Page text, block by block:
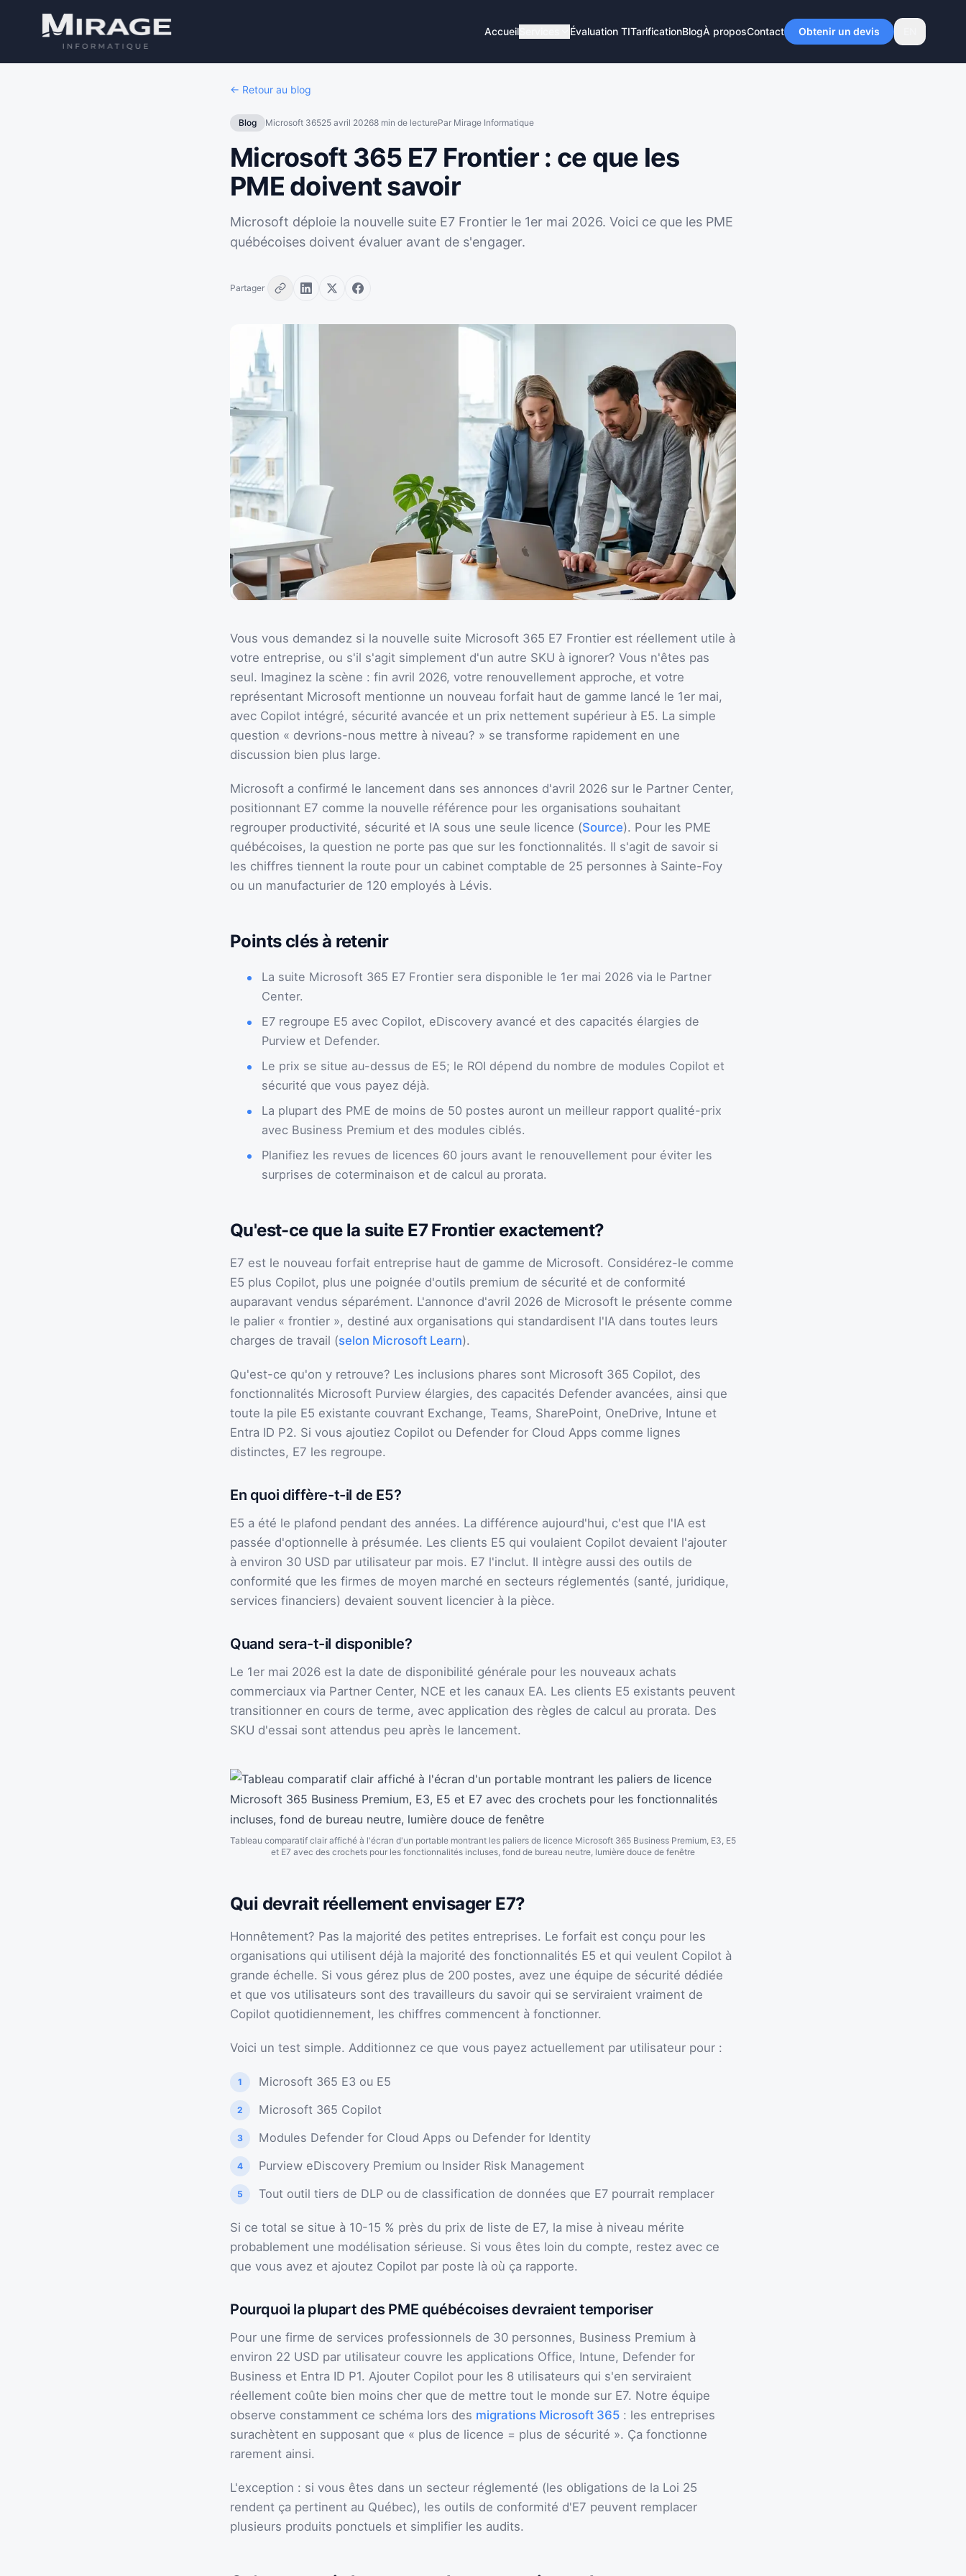
Accueil Évaluation TITarificationBlogÀ proposContact Obtenir un devis
← Retour au blog
Blog Microsoft 36525 avril 20268 min de lecturePar Mirage Informatique
Microsoft 365 E7 Frontier : ce que les
PME doivent savoir
Microsoft déploie la nouvelle suite E7 Frontier le 1er mai 2026. Voici ce que les PME
québécoises doivent évaluer avant de s'engager.
Partager
Vous vous demandez si la nouvelle suite Microsoft 365 E7 Frontier est réellement utile à
votre entreprise, ou s'il s'agit simplement d'un autre SKU à ignorer? Vous n'êtes pas
seul. Imaginez la scène : fin avril 2026, votre renouvellement approche, et votre
représentant Microsoft mentionne un nouveau forfait haut de gamme lancé le 1er mai,
avec Copilot intégré, sécurité avancée et un prix nettement supérieur à E5. La simple
question « devrions-nous mettre à niveau? » se transforme rapidement en une
discussion bien plus large.
Microsoft a confirmé le lancement dans ses annonces d'avril 2026 sur le Partner Center,
positionnant E7 comme la nouvelle référence pour les organisations souhaitant
regrouper productivité, sécurité et IA sous une seule licence (Source). Pour les PME
québécoises, la question ne porte pas que sur les fonctionnalités. Il s'agit de savoir si
les chiffres tiennent la route pour un cabinet comptable de 25 personnes à Sainte-Foy
ou un manufacturier de 120 employés à Lévis.
Points clés à retenir
La suite Microsoft 365 E7 Frontier sera disponible le 1er mai 2026 via le Partner
Center.
E7 regroupe E5 avec Copilot, eDiscovery avancé et des capacités élargies de
Purview et Defender.
Le prix se situe au-dessus de E5; le ROI dépend du nombre de modules Copilot et
sécurité que vous payez déjà.
La plupart des PME de moins de 50 postes auront un meilleur rapport qualité-prix
avec Business Premium et des modules ciblés.
Planifiez les revues de licences 60 jours avant le renouvellement pour éviter les
surprises de coterminaison et de calcul au prorata.
Qu'est-ce que la suite E7 Frontier exactement?
E7 est le nouveau forfait entreprise haut de gamme de Microsoft. Considérez-le comme
E5 plus Copilot, plus une poignée d'outils premium de sécurité et de conformité
auparavant vendus séparément. L'annonce d'avril 2026 de Microsoft le présente comme
le palier « frontier », destiné aux organisations qui standardisent l'IA dans toutes leurs
charges de travail (selon Microsoft Learn).
Qu'est-ce qu'on y retrouve? Les inclusions phares sont Microsoft 365 Copilot, des
fonctionnalités Microsoft Purview élargies, des capacités Defender avancées, ainsi que
toute la pile E5 existante couvrant Exchange, Teams, SharePoint, OneDrive, Intune et
Entra ID P2. Si vous ajoutiez Copilot ou Defender for Cloud Apps comme lignes
distinctes, E7 les regroupe.
En quoi diffère-t-il de E5?
E5 a été le plafond pendant des années. La différence aujourd'hui, c'est que l'IA est
passée d'optionnelle à présumée. Les clients E5 qui voulaient Copilot devaient l'ajouter
à environ 30 USD par utilisateur par mois. E7 l'inclut. Il intègre aussi des outils de
conformité que les firmes de moyen marché en secteurs réglementés (santé, juridique,
services financiers) devaient souvent licencier à la pièce.
Quand sera-t-il disponible?
Le 1er mai 2026 est la date de disponibilité générale pour les nouveaux achats
commerciaux via Partner Center, NCE et les canaux EA. Les clients E5 existants peuvent
transitionner en cours de terme, avec application des règles de calcul au prorata. Des
SKU d'essai sont attendus peu après le lancement.
Tableau comparatif clair affiché à l'écran d'un portable montrant les paliers de licence Microsoft 365 Business Premium, E3, E5
et E7 avec des crochets pour les fonctionnalités incluses, fond de bureau neutre, lumière douce de fenêtre
Qui devrait réellement envisager E7?
Honnêtement? Pas la majorité des petites entreprises. Le forfait est conçu pour les
organisations qui utilisent déjà la majorité des fonctionnalités E5 et qui veulent Copilot à
grande échelle. Si vous gérez plus de 200 postes, avez une équipe de sécurité dédiée
et que vos utilisateurs sont des travailleurs du savoir qui se serviraient vraiment de
Copilot quotidiennement, les chiffres commencent à fonctionner.
Voici un test simple. Additionnez ce que vous payez actuellement par utilisateur pour :
Microsoft 365 E3 ou E5
Microsoft 365 Copilot
Modules Defender for Cloud Apps ou Defender for Identity
Purview eDiscovery Premium ou Insider Risk Management
Tout outil tiers de DLP ou de classification de données que E7 pourrait remplacer
Si ce total se situe à 10-15 % près du prix de liste de E7, la mise à niveau mérite
probablement une modélisation sérieuse. Si vous êtes loin du compte, restez avec ce
que vous avez et ajoutez Copilot par poste là où ça rapporte.
Pourquoi la plupart des PME québécoises devraient temporiser
Pour une firme de services professionnels de 30 personnes, Business Premium à
environ 22 USD par utilisateur couvre les applications Office, Intune, Defender for
Business et Entra ID P1. Ajouter Copilot pour les 8 utilisateurs qui s'en serviraient
réellement coûte bien moins cher que de mettre tout le monde sur E7. Notre équipe
observe constamment ce schéma lors des migrations Microsoft 365 : les entreprises
surachètent en supposant que « plus de licence = plus de sécurité ». Ça fonctionne
rarement ainsi.
L'exception : si vous êtes dans un secteur réglementé (les obligations de la Loi 25
rendent ça pertinent au Québec), les outils de conformité d'E7 peuvent remplacer
plusieurs produits ponctuels et simplifier les audits.